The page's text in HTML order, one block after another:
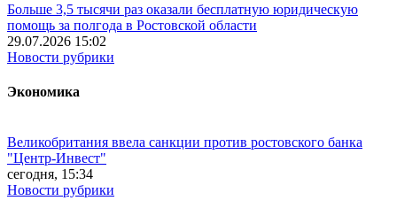
Больше 3,5 тысячи раз оказали бесплатную юридическую
помощь за полгода в Ростовской области
29.07.2026 15:02
Новости рубрики
Экономика
Великобритания ввела санкции против ростовского банка
"Центр-Инвест"
сегодня, 15:34
Новости рубрики